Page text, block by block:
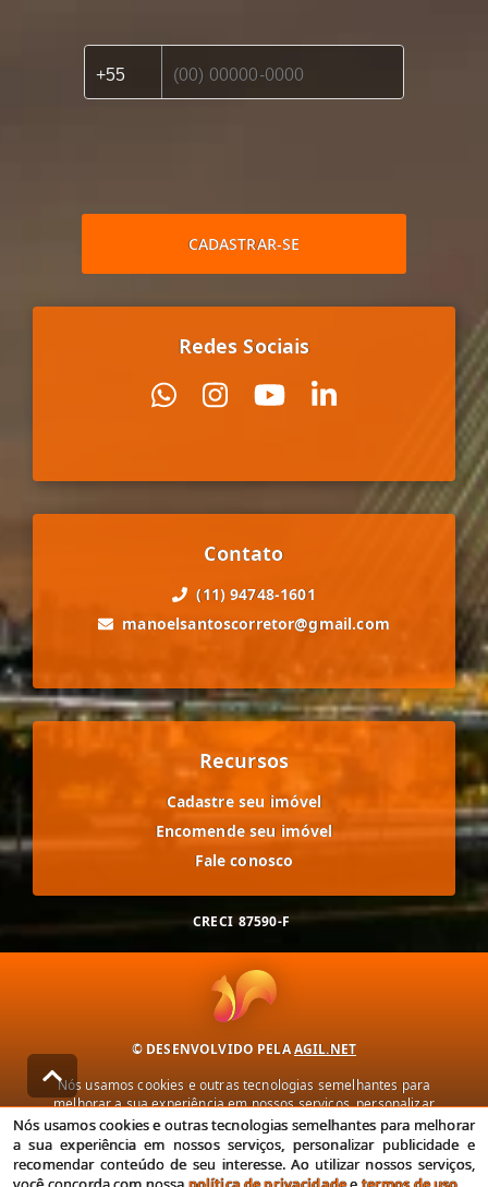
CADASTRAR-SE
Redes Sociais
Contato
(11) 94748-1601
manoelsantoscorretor@gmail.com
Recursos
Cadastre seu imóvel
Encomende seu imóvel
Fale conosco
CRECI 87590-F
© DESENVOLVIDO PELAAGIL.NET
Nós usamos cookies e outras tecnologias semelhantes para
melhorar a sua experiência em nossos serviços, personalizar
publicidade e recomendar conteúdo de seu interesse. Ao utilizar
nossos serviços, você concorda com nossa política de privacidade e
termos de uso.
Nós usamos cookies e outras tecnologias semelhantes para melhorar
a sua experiência em nossos serviços, personalizar publicidade e
recomendar conteúdo de seu interesse. Ao utilizar nossos serviços,